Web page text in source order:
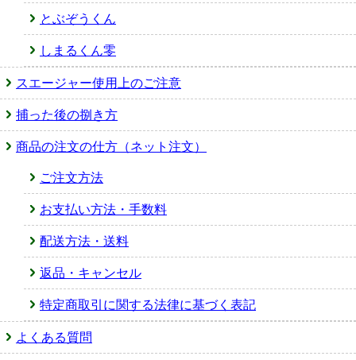
とぶぞうくん
しまるくん零
スエージャー使用上のご注意
捕った後の捌き方
商品の注文の仕方（ネット注文）
ご注文方法
お支払い方法・手数料
配送方法・送料
返品・キャンセル
特定商取引に関する法律に基づく表記
よくある質問